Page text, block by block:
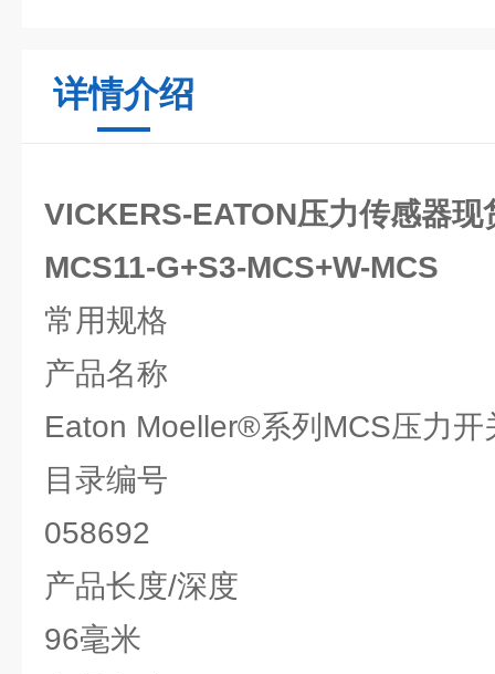
详情介绍
VICKERS-EATON压力传感器现
MCS11-G+S3-MCS+W-MCS
常用规格
产品名称
Eaton Moeller®系列MCS压力开
目录编号
058692
产品长度/深度
96毫米